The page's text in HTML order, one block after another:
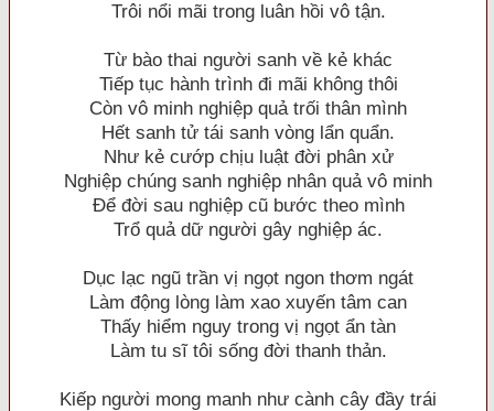
Trôi nổi mãi trong luân hồi vô tận.
Từ bào thai người sanh về kẻ khác
Tiếp tục hành trình đi mãi không thôi
Còn vô minh nghiệp quả trối thân mình
Hết sanh tử tái sanh vòng lẩn quẩn.
Như kẻ cướp chịu luật đời phân xử
Nghiệp chúng sanh nghiệp nhân quả vô minh
Để đời sau nghiệp cũ bước theo mình
Trổ quả dữ người gây nghiệp ác.
Dục lạc ngũ trần vị ngọt ngon thơm ngát
Làm động lòng làm xao xuyến tâm can
Thấy hiểm nguy trong vị ngọt ẩn tàn
Làm tu sĩ tôi sống đời thanh thản.
Kiếp người mong manh như cành cây đầy trái